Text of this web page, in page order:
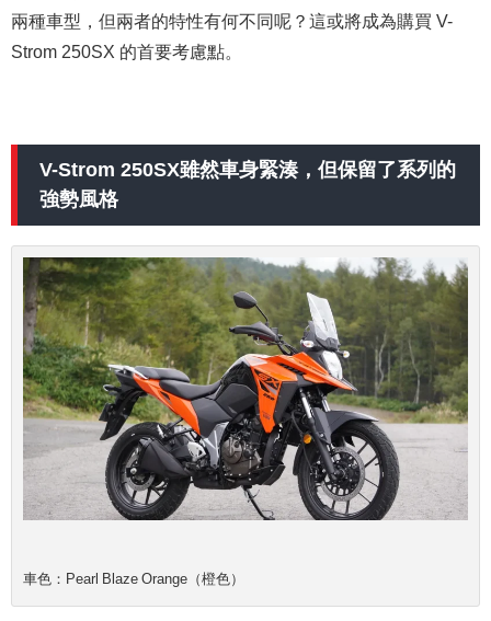
兩種車型，但兩者的特性有何不同呢？這或將成為購買 V-
Strom 250SX 的首要考慮點。
V-Strom 250SX雖然車身緊湊，但保留了系列的
強勢風格
車色：Pearl Blaze Orange（橙色）